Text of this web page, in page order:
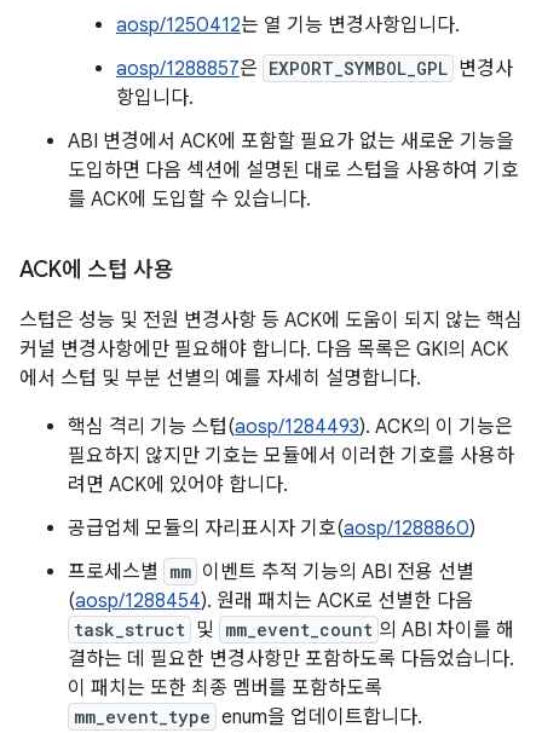
aosp/1250412는 열 기능 변경사항입니다.
aosp/1288857은 EXPORT_SYMBOL_GPL 변경사
항입니다.
ABI 변경에서 ACK에 포함할 필요가 없는 새로운 기능을
도입하면 다음 섹션에 설명된 대로 스텁을 사용하여 기호
를 ACK에 도입할 수 있습니다.
ACK에 스텁 사용
스텁은 성능 및 전원 변경사항 등 ACK에 도움이 되지 않는 핵심
커널 변경사항에만 필요해야 합니다. 다음 목록은 GKI의 ACK
에서 스텁 및 부분 선별의 예를 자세히 설명합니다.
핵심 격리 기능 스텁(aosp/1284493). ACK의 이 기능은
필요하지 않지만 기호는 모듈에서 이러한 기호를 사용하
려면 ACK에 있어야 합니다.
공급업체 모듈의 자리표시자 기호(aosp/1288860)
프로세스별 mm 이벤트 추적 기능의 ABI 전용 선별
(aosp/1288454). 원래 패치는 ACK로 선별한 다음
task_struct 및 mm_event_count 의 ABI 차이를 해
결하는 데 필요한 변경사항만 포함하도록 다듬었습니다.
이 패치는 또한 최종 멤버를 포함하도록
mm_event_type enum을 업데이트합니다.